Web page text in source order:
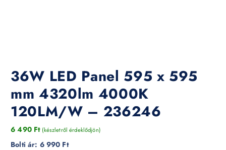
36W LED Panel 595 x 595
mm 4320lm 4000K
120LM/W – 236246
6 490 Ft (készletről érdeklődjön)
Bolti ár: 6 990 Ft